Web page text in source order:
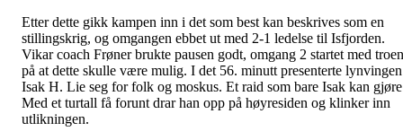
Etter dette gikk kampen inn i det som best kan beskrives som en
stillingskrig, og omgangen ebbet ut med 2-1 ledelse til Isfjorden.
Vikar coach Frøner brukte pausen godt, omgang 2 startet med troen
på at dette skulle være mulig. I det 56. minutt presenterte lynvingen
Isak H. Lie seg for folk og moskus. Et raid som bare Isak kan
Med et turtall få forunt drar han opp på høyresiden og klinker inn
utlikningen.